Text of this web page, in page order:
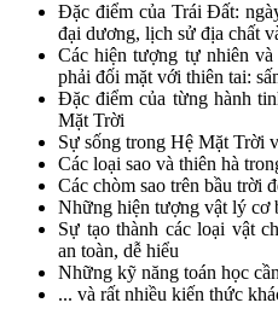
Đặc điểm của Trái Đất:
đại dương, lịch sử địa chất
Các hiện tượng tự nhiên
phải đối mặt với thiên tai:
Đặc điểm của từng hành
Mặt Trời
Sự sống trong Hệ Mặt Trời
Các loại sao và thiên hà
Các chòm sao trên bầu trời
Những hiện tượng vật lý cơ
Sự tạo thành các loại vật
an toàn, dễ hiểu
Những kỹ năng toán học
... và rất nhiều kiến thức